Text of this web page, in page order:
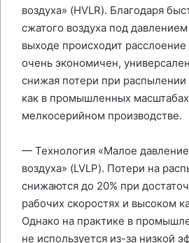
воздуха» (HVLR). Благодаря
сжатого воздуха под
выходе происходит
очень экономичен,
снижая потери при распылении
как в промышленных
мелкосерийном производстве.
— Технология «Малое
воздуха» (LVLP). Потери на
снижаются до 20% при
рабочих скоростях и высоком
Однако на практике в
не используется из-за низкой